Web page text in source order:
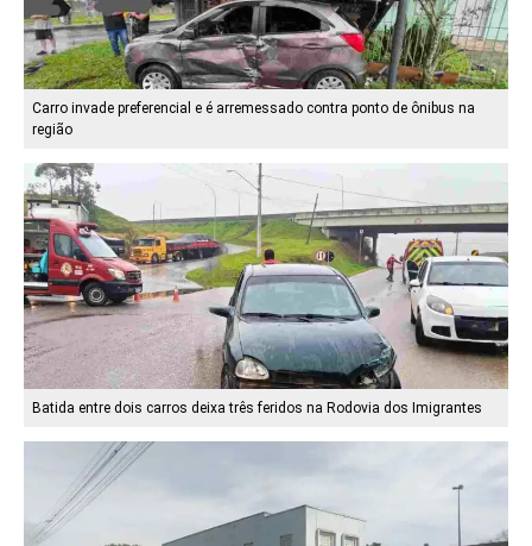
Carro invade preferencial e é arremessado contra ponto de ônibus na
região
Batida entre dois carros deixa três feridos na Rodovia dos Imigrantes